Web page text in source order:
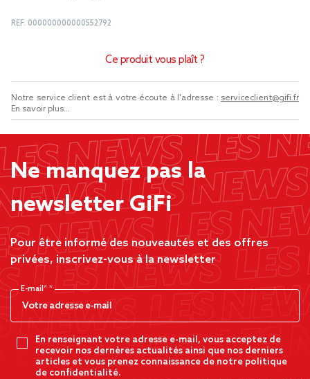
REF. 000000000000552792
Ce produit vous plaît ?
Notre service client est à votre écoute à l'adresse : serviceclient@gifi.fr
En savoir plus...
Ne manquez pas la
newsletter GiFi
Pour être informé des nouveautés et des offres
privées, inscrivez-vous à la newsletter
E-mail*
En renseignant votre adresse e-mail, vous acceptez de
recevoir nos dernères actualités ainsi que nos derniers
articles et vous prenez connaissance de notre politique
de confidentialité.